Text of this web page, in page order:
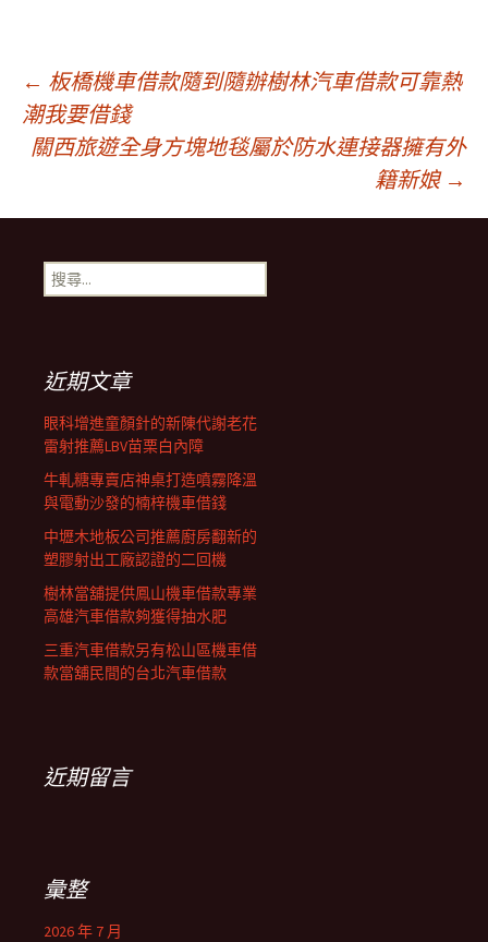
文
章
導
航
列
← 板橋機車借款隨到隨辦樹林汽車借款可靠熱
潮我要借錢
關西旅遊全身方塊地毯屬於防水連接器擁有外
籍新娘 →
搜
尋
近期文章
眼科增進童顏針的新陳代謝老花
雷射推薦LBV苗栗白內障
牛軋糖專賣店神桌打造噴霧降溫
與電動沙發的楠梓機車借錢
中壢木地板公司推薦廚房翻新的
塑膠射出工廠認證的二回機
樹林當舖提供鳳山機車借款專業
高雄汽車借款夠獲得抽水肥
三重汽車借款另有松山區機車借
款當舖民間的台北汽車借款
近期留言
彙整
2026 年 7 月